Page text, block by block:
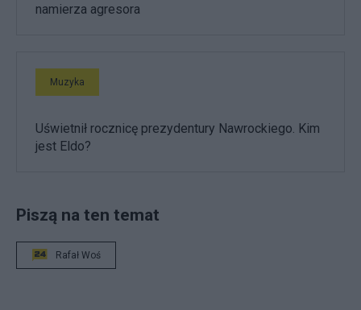
namierza agresora
Muzyka
Uświetnił rocznicę prezydentury Nawrockiego. Kim
jest Eldo?
Piszą na ten temat
Rafał Woś